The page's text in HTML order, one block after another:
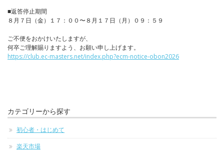
■返答停止期間
８月７日（金）１７：００〜８月１７日（月）０９：５９
ご不便をおかけいたしますが、
何卒ご理解賜りますよう、お願い申し上げます。
https://club.ec-masters.net/index.php?ecm-notice-obon2026
カテゴリーから探す
初心者・はじめて
楽天市場